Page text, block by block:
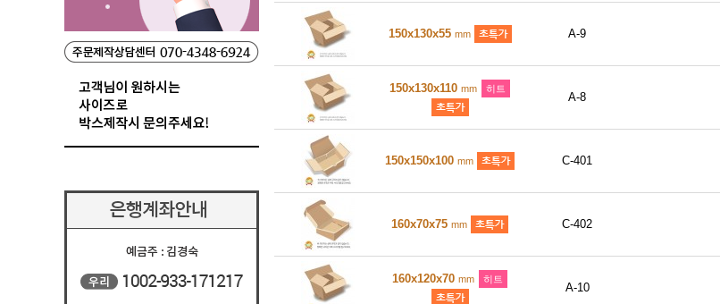
150x130x55 mm A-9
150x130x110 mm 히트
A-8
150x150x100 mm C-401
160x70x75 mm C-402
160x120x70 mm 히트
A-10